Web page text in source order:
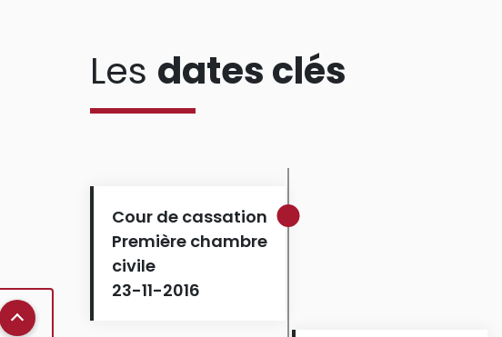
Les dates clés
Cour de cassation
Première chambre
civile
23-11-2016